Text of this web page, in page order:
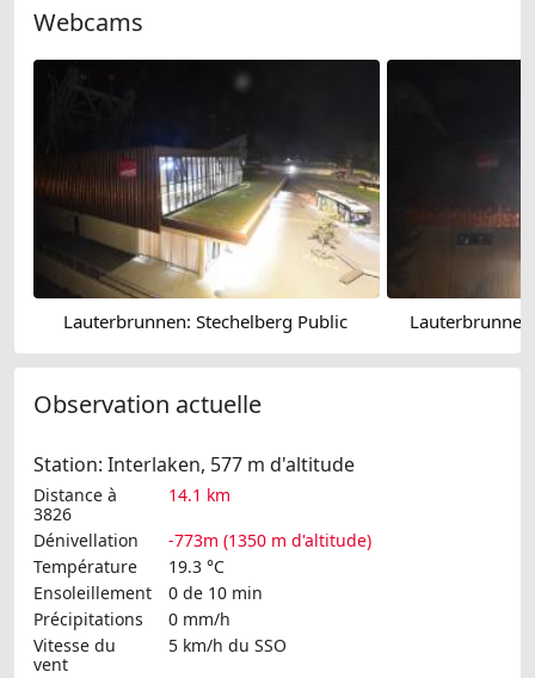
Webcams
Lauterbrunnen: Stechelberg Public
Observation actuelle
Station: Interlaken, 577 m d'altitude
Distance à
3826
14.1 km
Dénivellation
-773m (1350 m d'altitude)
Température
19.3 °C
Ensoleillement
0 de 10 min
Précipitations
0 mm/h
Vitesse du
vent
5 km/h du SSO